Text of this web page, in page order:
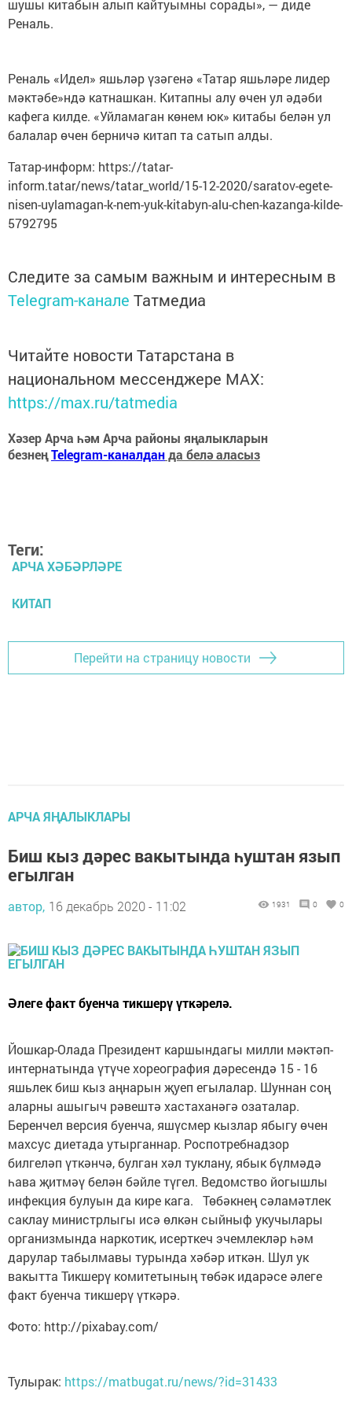
шушы китабын алып кайтуымны сорады», — диде
Реналь.
Реналь «Идел» яшьләр үзәгенә «Татар яшьләре лидер
мәктәбе»ндә катнашкан. Китапны алу өчен ул әдәби
кафега килде. «Уйламаган көнем юк» китабы белән ул
балалар өчен берничә китап та сатып алды.
Татар-информ: https://tatar-
inform.tatar/news/tatar_world/15-12-2020/saratov-egete-
nisen-uylamagan-k-nem-yuk-kitabyn-alu-chen-kazanga-kilde-
5792795
Следите за самым важным и интересным в
Telegram-канале Татмедиа
Читайте новости Татарстана в
национальном мессенджере MАХ:
https://max.ru/tatmedia
Хәзер Арча һәм Арча районы яңалыкларын
безнеңTelegram-каналданда белә аласыз
Теги:
АРЧА ХӘБӘРЛӘРЕ
КИТАП
Перейти на страницу новости
АРЧА ЯҢАЛЫКЛАРЫ
Биш кыз дәрес вакытында һуштан язып
егылган
автор, 16 декабрь 2020 - 11:02 1931 0 0
Әлеге факт буенча тикшерү үткәрелә.
Йошкар-Олада Президент каршындагы милли мәктәп-
интернатында үтүче хореография дәресендә 15 - 16
яшьлек биш кыз аңнарын җуеп егылалар. Шуннан соң
аларны ашыгыч рәвештә хастаханәгә озаталар.
Беренчел версия буенча, яшүсмер кызлар ябыгу өчен
махсус диетада утырганнар. Роспотребнадзор
билгеләп үткәнчә, булган хәл туклану, ябык бүлмәдә
һава җитмәү белән бәйле түгел. Ведомство йогышлы
инфекция булуын да кире кага. Төбәкнең сәламәтлек
саклау министрлыгы исә өлкән сыйныф укучылары
организмында наркотик, исерткеч эчемлекләр һәм
дарулар табылмавы турында хәбәр иткән. Шул ук
вакытта Тикшерү комитетының төбәк идарәсе әлеге
факт буенча тикшерү үткәрә.
Фото: http://pixabay.com/
Тулырак: https://matbugat.ru/news/?id=31433